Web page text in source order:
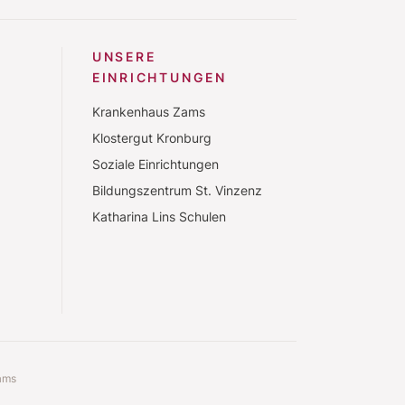
UNSERE
EINRICHTUNGEN
Krankenhaus Zams
Klostergut Kronburg
Soziale Einrichtungen
Bildungszentrum St. Vinzenz
Katharina Lins Schulen